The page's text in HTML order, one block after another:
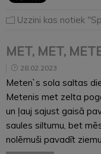
Uzzini kas notiek
MET, MET,
28.02.2023
Meten`s sola saltas
Metenis met zelta
un ļauj sajust gaisā
saules siltumu, bet
nolēmuši pavadīt ziemu